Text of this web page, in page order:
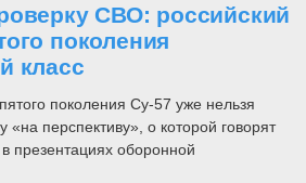
СВО: российский
поколения
класс
поколения Су-57 уже нельзя
перспективу», о которой говорят
презентациях оборонной